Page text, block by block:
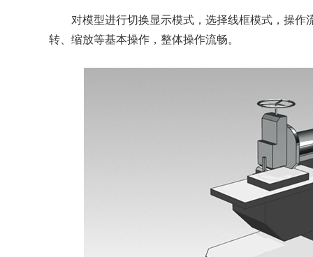
对模型进行切换显示模式，选择线框模式，操作
转、缩放等基本操作，整体操作流畅。